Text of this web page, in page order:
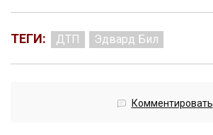
ТЕГИ: ДТП Эдвард Бил
Комментировать